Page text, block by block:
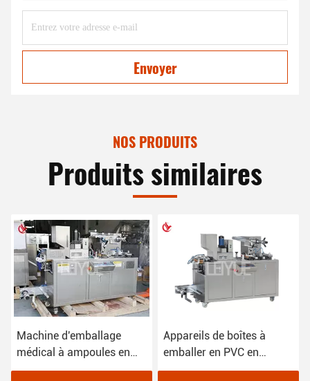
Envoyer
NOS PRODUITS
Produits similaires
Machine d'emballage
médical à ampoules en
alu 220V dans les
Appareils de boîtes à
emballer en PVC en
alliage de médecine 2,4